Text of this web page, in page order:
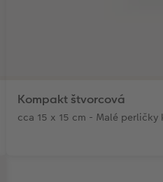
Kompakt štvorcová
cca 15 x 15 cm - Malé perličky